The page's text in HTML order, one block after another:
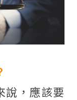
說，應該要